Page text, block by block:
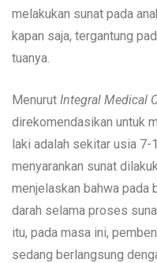
melakukan sunat pada
kapan saja, tergantung
tuanya.
Menurut Integral Medical
direkomendasikan untuk
laki adalah sekitar usia 7-
menyarankan sunat
menjelaskan bahwa pada
darah selama proses
itu, pada masa ini,
sedang berlangsung